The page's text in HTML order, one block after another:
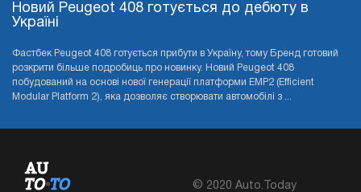
Новий Peugeot 408 готується до дебюту в
Україні
Фастбек Peugeot 408 готується прибути в Україну, тому Бренд готовий
розкрити більше подробиць про новинку. Новий Peugeot 408
побудований на основі нової генерації платформи EMP2 (Efficient
Modular Platform 2), яка дозволяє створювати автомобілі з ...
© 2020 Auto.Today